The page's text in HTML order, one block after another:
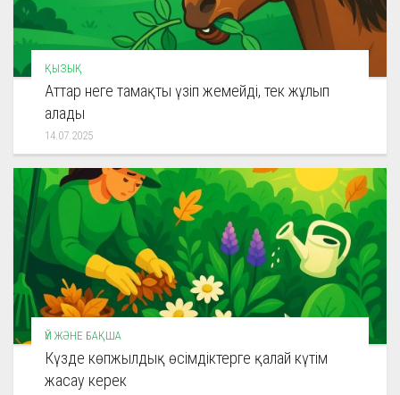
ҚЫЗЫҚ
Аттар неге тамақты үзіп жемейді, тек жұлып
алады
14.07.2025
ҮЙ ЖӘНЕ БАҚША
Күзде көпжылдық өсімдіктерге қалай күтім
жасау керек